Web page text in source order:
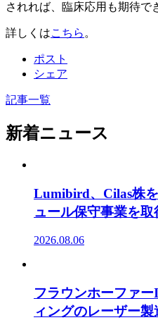
されれば、臨床応用も期待で
詳しくはこちら 。
ポスト
シェア
記事一覧
新着ニュース
Lumibird、Cilas株
ュール保守事業を取
2026.08.06
フラウンホーファ
ィングのレーザー